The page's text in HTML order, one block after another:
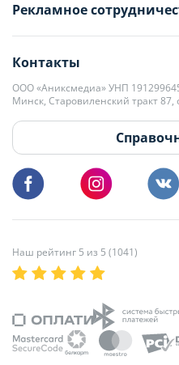
+375 33 376-13-70
editor@domovita.by
Мы принимаем звонки и отвечаем
18:00.
Рекламное
kb@domovita.by
+375 29 179-11-28 Владислав
vg@domovita.by
Пишите и звоните нам в будние
Контакты
ООО «Аниксмедиа» УНП
Минск, Старовиленский тракт 87,
Наш рейтинг 5 из 5 (1041)